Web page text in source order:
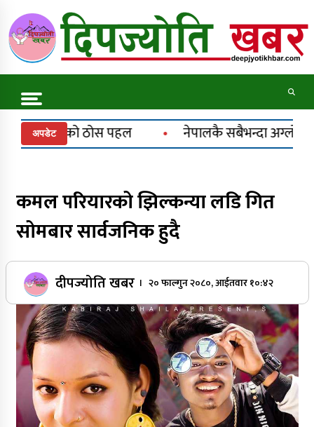
content
Online News Portal
Trending Now
ट्रकले मोटरसाइकल च्याप्यो, चालक ट्रकमुनि थिचिएस
कर्णाली राजमार्ग अवरुद्ध
एलपी ग्यास अभावबारे सुर्खेतका राजनीतिक दलद्वारा
सरकारको ध्यानाकर्षण
बढ्दो साइबर अपराधप्रति प्रदेश सरकारको
ध्यानाकर्षण, खड्काको ठोस पहल
अपडेट
नेपालकै सबैभन्दा अग्लो पचाल झरना : राष्ट्रिय
कमल परियारको झिल्कन्या लडि गित
सोमबार सार्वजनिक हुदै
दीपज्योति खबर। २० फाल्गुन २०८०, आईतवार १०:४२